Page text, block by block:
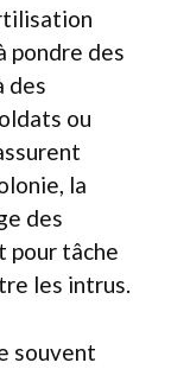
pondre des
des
ou
la
des
pour tâche
les intrus.
souvent